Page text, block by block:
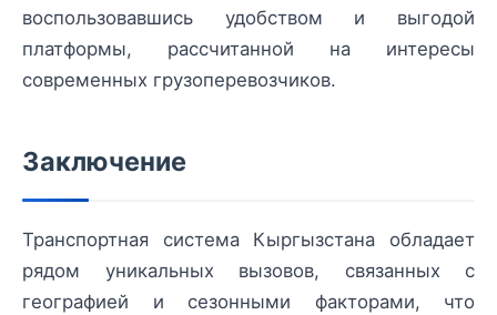
воспользовавшись удобством и выгодой
платформы, рассчитанной на интересы
современных грузоперевозчиков.
Заключение
Транспортная система Кыргызстана обладает
рядом уникальных вызовов, связанных с
географией и сезонными факторами, что